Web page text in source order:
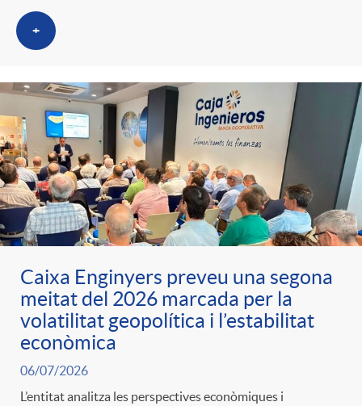
+
Caixa Enginyers preveu una segona
meitat del 2026 marcada per la
volatilitat geopolítica i l’estabilitat
econòmica
06/07/2026
L’entitat analitza les perspectives econòmiques i